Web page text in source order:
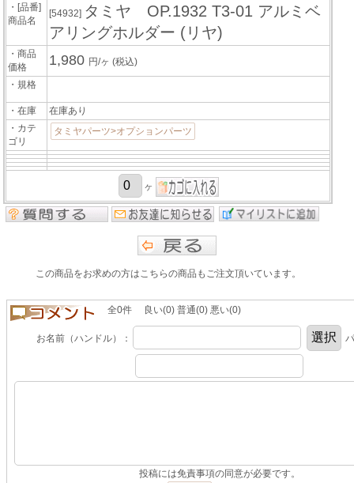
・[品番]
商品名
[54932] タミヤ OP.1932 T3-01 アルミベ
アリングホルダー (リヤ)
・商品
価格
1,980 円/ヶ(税込)
・規格
・在庫
在庫あり
・カテ
ゴリ
タミヤパーツ>オプションパーツ
ヶ
この商品をお求めの方はこちらの商品もご注文頂いています。
全0件 良い(0) 普通(0) 悪い(0)
お名前（ハンドル）：
投稿には免責事項の同意が必要です。